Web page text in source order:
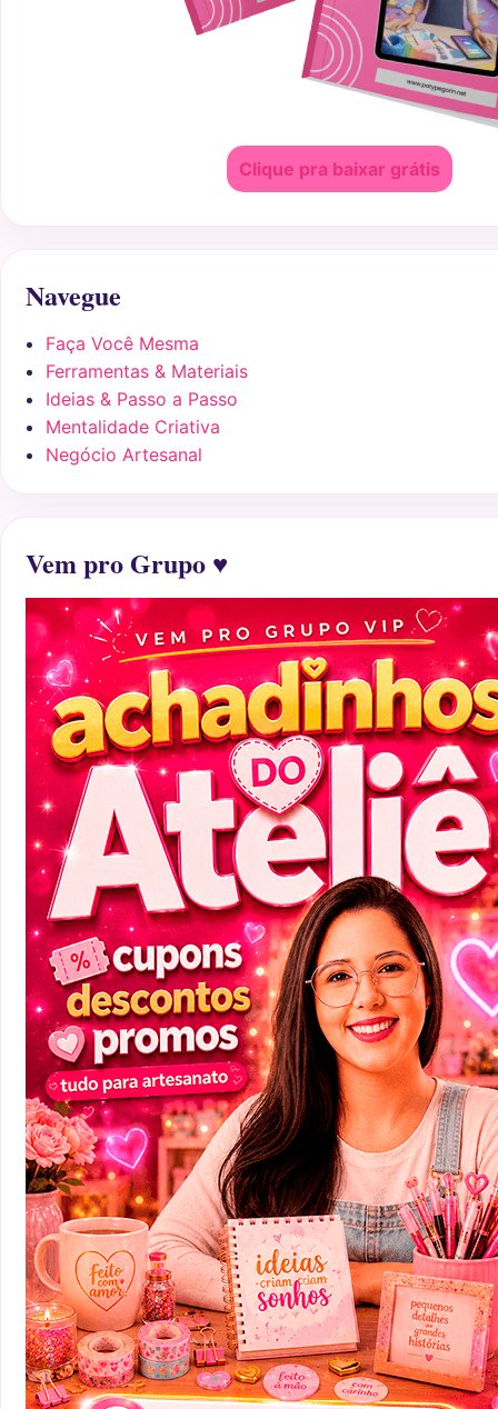
Clique pra baixar grátis
Navegue
Faça Você Mesma
Ferramentas & Materiais
Ideias & Passo a Passo
Mentalidade Criativa
Negócio Artesanal
Vem pro Grupo ♥